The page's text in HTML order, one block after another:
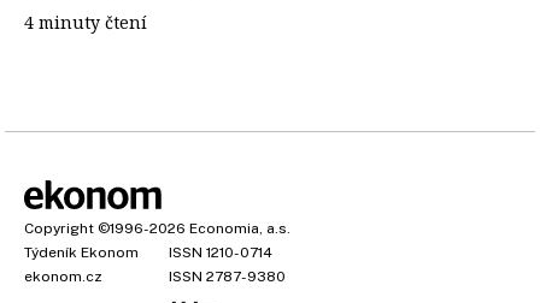
4 minuty čtení
Copyright ©1996-2026 Economia, a.s.
Týdeník Ekonom
ISSN 1210-0714
ekonom.cz
ISSN 2787-9380